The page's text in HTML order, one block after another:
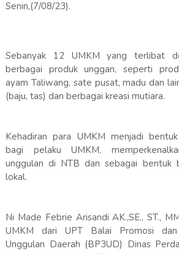
Senin,(7/08/23).
Sebanyak 12 UMKM yang terlibat
berbagai produk unggan, seperti
ayam Taliwang, sate pusat, madu dan
(baju, tas) dan berbagai kreasi mutiara.
Kehadiran para UMKM menjadi
bagi pelaku UMKM,
unggulan di NTB dan sebagai bentuk
lokal.
Ni Made Febrie Arisandi AK.,SE., ST.,
UMKM dari UPT Balai Promosi dan
Unggulan Daerah (BP3UD) Dinas